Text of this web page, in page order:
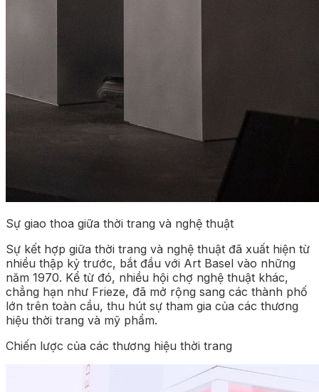
Sự giao thoa giữa thời trang và nghệ thuật
Sự kết hợp giữa thời trang và nghệ thuật đã xuất hiện từ
nhiều thập kỷ trước, bắt đầu với Art Basel vào những
năm 1970. Kể từ đó, nhiều hội chợ nghệ thuật khác,
chẳng hạn như Frieze, đã mở rộng sang các thành phố
lớn trên toàn cầu, thu hút sự tham gia của các thương
hiệu thời trang và mỹ phẩm.
Chiến lược của các thương hiệu thời trang